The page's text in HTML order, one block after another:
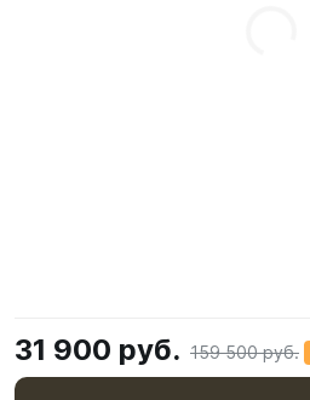
31 900 руб. 159 500 руб.